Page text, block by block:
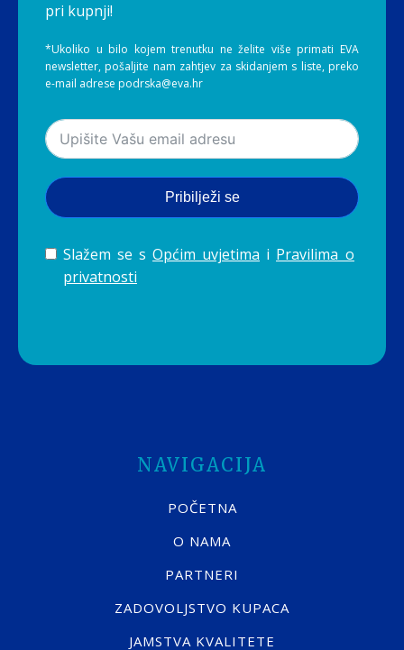
pri kupnji!
*Ukoliko u bilo kojem trenutku ne želite više primati EVA
newsletter, pošaljite nam zahtjev za skidanjem s liste, preko
e-mail adrese podrska@eva.hr
Pribilježi se
Slažem se s Općim uvjetima i Pravilima o
privatnosti
NAVIGACIJA
POČETNA
O NAMA
PARTNERI
ZADOVOLJSTVO KUPACA
JAMSTVA KVALITETE